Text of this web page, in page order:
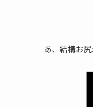
あ、結構お